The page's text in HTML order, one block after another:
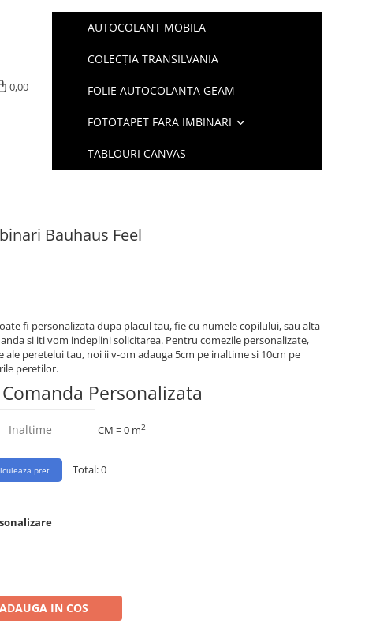
0,00
AUTOCOLANT MOBILA
COLECȚIA TRANSILVANIA
FOLIE AUTOCOLANTA GEAM
FOTOTAPET FARA IMBINARI
TABLOURI CANVAS
Bauhaus Feel
fi personalizata dupa placul tau, fie cu numele copilului, sau alta
si iti vom indeplini solicitarea. Pentru comezile personalizate,
peretelui tau, noi ii v-om adauga 5cm pe inaltime si 10cm pe
peretilor.
Personalizata
CM =0 m2
Total:0
ADAUGA IN COS